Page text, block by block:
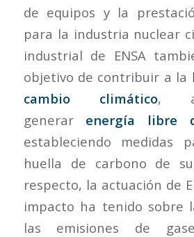
de equipos y la
para la industria nuclear
industrial de ENSA
objetivo de contribuir a la
cambio climático,
generar energía libre
estableciendo medidas
huella de carbono de
respecto, la actuación de
impacto ha tenido sobre
las emisiones de